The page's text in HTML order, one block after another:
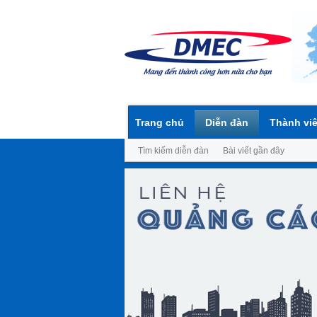
Trang chủ Diễn đàn
Tìm kiếm diễn đàn Bài viết gần đây
Thành